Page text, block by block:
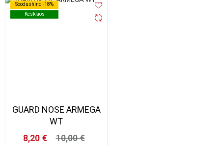
Soodushind -18%
Kesklaos
Soodushind -18%
Kesklaos
GUARD NOSE ARMEGA
WT
8,20 €
10,00 €